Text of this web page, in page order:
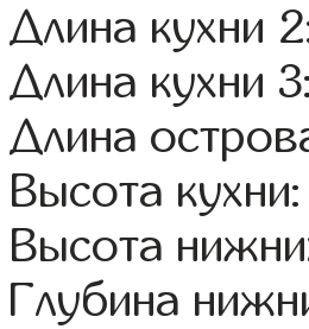
Длина кухни
Длина кухни
Длина
Высота
Высота
Глубина